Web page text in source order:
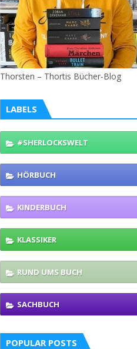
Thorsten – Thortis Bücher-Blog
LABELS
#SHERLOCKSWELT
HÖRBUCH
KINDERBUCH
KLASSIKER
RUND UMS BUCH
SACHBUCH
POPULAR POSTS